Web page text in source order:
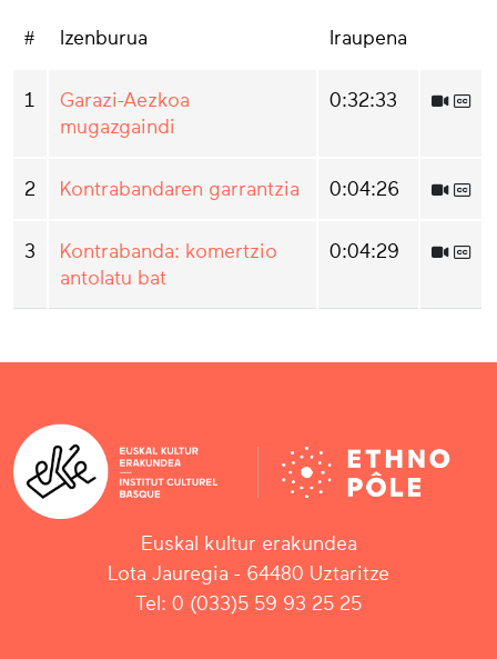
# Izenburua Iraupena
1
Garazi-Aezkoa
mugazgaindi
0:32:33
2 Kontrabandaren garrantzia 0:04:26
3
Kontrabanda: komertzio
antolatu bat
0:04:29
Euskal kultur erakundea
Lota Jauregia - 64480 Uztaritze
Tel: 0 (033)5 59 93 25 25